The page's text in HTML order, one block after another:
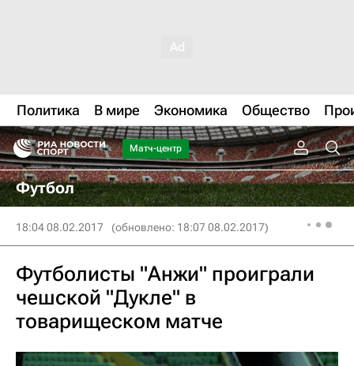
Политика В мире Экономика Общество
Матч-центр
Футбол
18:04 08.02.2017 (обновлено: 18:07 08.02.2017)
Футболисты "Анжи" проиграли
чешской "Дукле" в
товарищеском матче